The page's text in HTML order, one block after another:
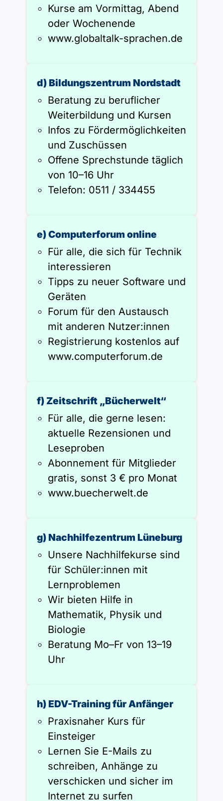
Kurse am Vormittag, Abend
oder Wochenende
www.globaltalk-sprachen.de
d) Bildungszentrum Nordstadt
Beratung zu beruflicher
Weiterbildung und Kursen
Infos zu Fördermöglichkeiten
und Zuschüssen
Offene Sprechstunde täglich
von 10–16 Uhr
Telefon: 0511 / 334455
e) Computerforum online
Für alle, die sich für Technik
interessieren
Tipps zu neuer Software und
Geräten
Forum für den Austausch
mit anderen Nutzer:innen
Registrierung kostenlos auf
www.computerforum.de
f) Zeitschrift „Bücherwelt“
Für alle, die gerne lesen:
aktuelle Rezensionen und
Leseproben
Abonnement für Mitglieder
gratis, sonst 3 € pro Monat
www.buecherwelt.de
g) Nachhilfezentrum Lüneburg
Unsere Nachhilfekurse sind
für Schüler:innen mit
Lernproblemen
Wir bieten Hilfe in
Mathematik, Physik und
Biologie
Beratung Mo–Fr von 13–19
Uhr
h) EDV-Training für Anfänger
Praxisnaher Kurs für
Einsteiger
Lernen Sie E-Mails zu
schreiben, Anhänge zu
verschicken und sicher im
Internet zu surfen